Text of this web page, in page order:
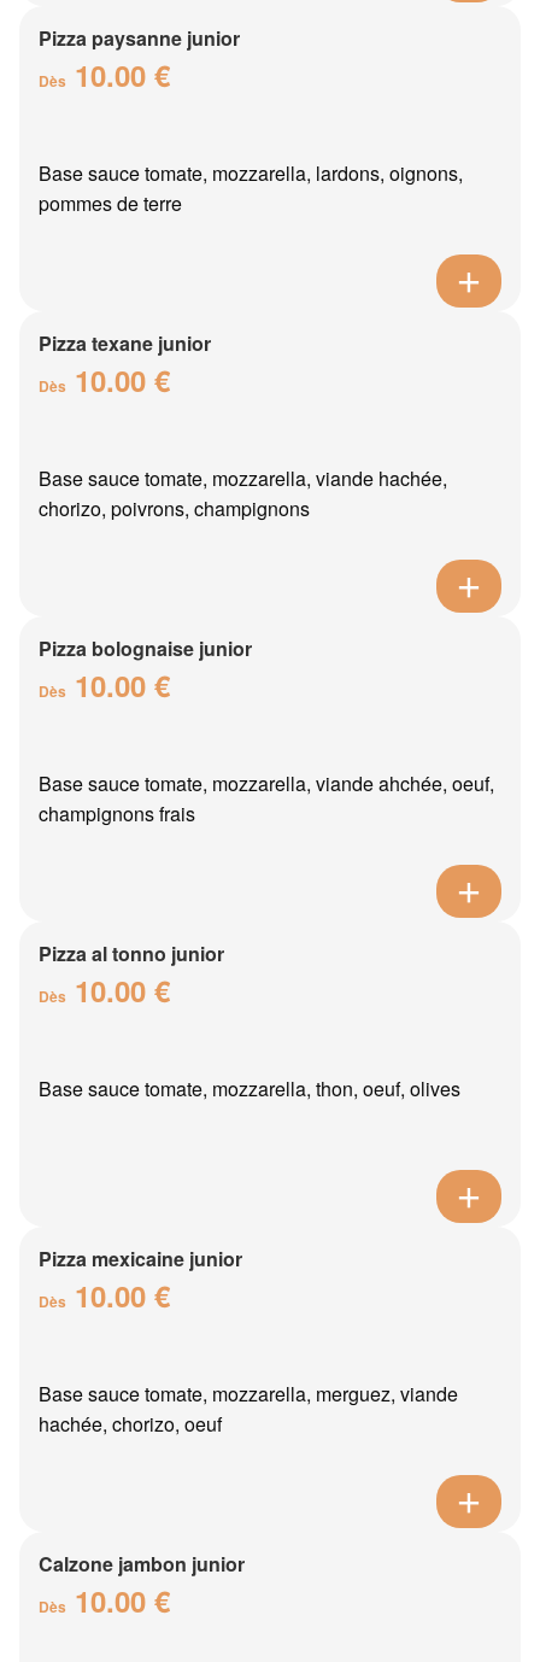
Pizza paysanne junior
Dès 10.00 €
Base sauce tomate, mozzarella, lardons, oignons,
pommes de terre
Pizza texane junior
Dès 10.00 €
Base sauce tomate, mozzarella, viande hachée,
chorizo, poivrons, champignons
Pizza bolognaise junior
Dès 10.00 €
Base sauce tomate, mozzarella, viande ahchée, oeuf,
champignons frais
Pizza al tonno junior
Dès 10.00 €
Base sauce tomate, mozzarella, thon, oeuf, olives
Pizza mexicaine junior
Dès 10.00 €
Base sauce tomate, mozzarella, merguez, viande
hachée, chorizo, oeuf
Calzone jambon junior
Dès 10.00 €